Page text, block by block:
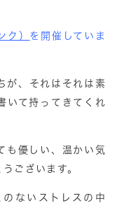
ク） を開催していま
が、それはそれは素
いて持ってきてくれ
も優しい、温かい気
ございます。
ないストレスの中